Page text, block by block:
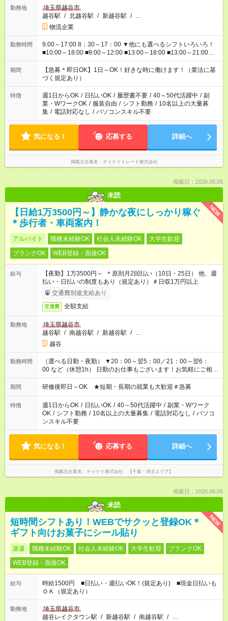
勤務地
埼玉県越谷市
越谷駅 / 北越谷駅 / 新越谷駅 / …
物流企業
勤務時間
9:00～17:00 8：30～17：00 ▼他にも選べるシフトいろいろ！
■10:00～18:00 ■9:00～12:00 ■13:00～18:00 ■13:00～21:00
■22:00～翌6:00 など あなたの希望を教えてください！
期間
【急募＊即日OK】1日～OK！好きな時に働けます！（業法に基
づく規定あり）
特徴 週1日からOK / 日払いOK / 履歴書不要 / 40～50代活躍中 / 副
業・WワークOK / 服装自由 / シフト勤務 / 10名以上の大量募
集 / 電話対応なし / パソコンスキル不要
気になる！ 応募する 詳細へ
掲載元企業名 テイケイトレード株式会社
掲載日：2026.08.05
未読
NEW
【日給1万3500円～】静かな夜にしっかり稼ぐ
＊歩行者・車両案内！
アルバイト 職種未経験OK 社会人未経験OK
大学生歓迎
ブランクOK
WEB登録・面接OK
給与
【夜勤】1万3500円～ ＊原則月2回払い（10日・25日） 他、週
払い・日払いの制度もあり（規定あり）＃日収1万円以上
交通費別途支給あり
交通費 全額支給
勤務地
埼玉県越谷市
越谷駅 / 南越谷駅 / 新越谷駅 / …
越谷
勤務時間
（選べる日勤・夜勤） ▼20：00～翌5：00／21：00～翌6：
00 など（休憩1h） 日勤のお仕事もございます！お気軽にご相談
ください！
期間 研修後即日～OK ★短期・長期の就業も大歓迎＃急募
特徴 週1日からOK / 日払いOK / 40～50代活躍中 / 副業・Wワーク
OK / シフト勤務 / 10名以上の大量募集 / 電話対応なし / パソコ
ンスキル不要
気になる！ 応募する 詳細へ
掲載元企業名 テイケイ株式会社 【千葉・埼玉エリア】
掲載日：2026.08.05
未読
NEW
短時間シフトあり！WEBでサクッと登録OK＊
ギフト向けお菓子にシール貼り
派遣 職種未経験OK 社会人未経験OK 大学生歓迎
ブランクOK
WEB登録・面接OK
給与
時給1500円 ■日払い・週払いOK！(規定あり) ■現金日払いも
ＯＫ（規定あり）
勤務地
埼玉県越谷市
越谷レイクタウン駅 / 新越谷駅 / 南越谷駅 / …